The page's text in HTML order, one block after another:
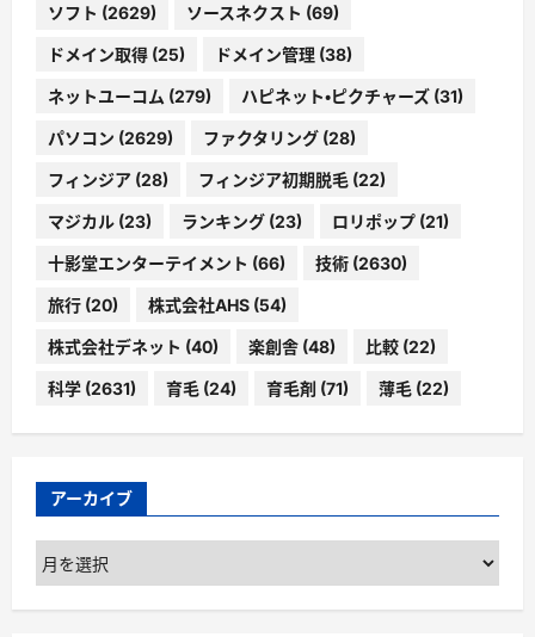
ソフト (2629) ソースネクスト (69)
ドメイン取得 (25) ドメイン管理 (38)
ネットユーコム (279) ハピネット・ピクチャーズ (31)
パソコン (2629) ファクタリング (28)
フィンジア (28) フィンジア初期脱毛 (22)
マジカル (23) ランキング (23) ロリポップ (21)
十影堂エンターテイメント (66) 技術 (2630)
旅行 (20) 株式会社AHS (54)
株式会社デネット (40) 楽創舎 (48) 比較 (22)
科学 (2631) 育毛 (24) 育毛剤 (71) 薄毛 (22)
アーカイブ
ア
ー
カ